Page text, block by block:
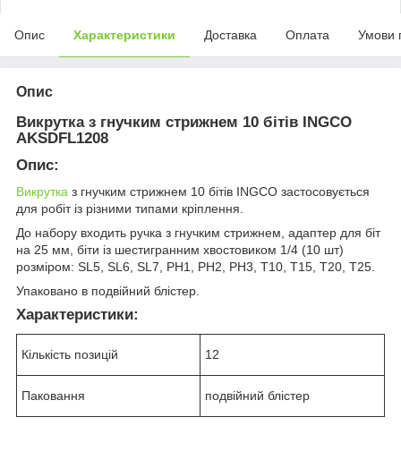
Опис Характеристики Доставка Оплата Умови
Опис
Викрутка з гнучким стрижнем 10 бітів INGCO
AKSDFL1208
Опис:
Викрутка з гнучким стрижнем 10 бітів INGCO застосовується
для робіт із різними типами кріплення.
До набору входить ручка з гнучким стрижнем, адаптер для біт
на 25 мм, біти із шестигранним хвостовиком 1/4 (10 шт)
розміром: SL5, SL6, SL7, PH1, PH2, PH3, T10, T15, T20, T25.
Упаковано в подвійний блістер.
Характеристики:
Кількість позицій 12
Паковання подвійний блістер